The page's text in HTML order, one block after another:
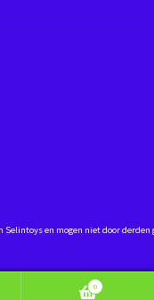
Selintoys en mogen niet door
0